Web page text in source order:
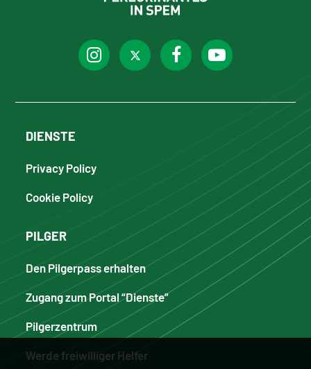
DIENSTE
Privacy Policy
Cookie Policy
PILGER
Den Pilgerpass erhalten
Zugang zum Portal “Dienste”
Pilgerzentrum
Werde freiwilliger Helfer